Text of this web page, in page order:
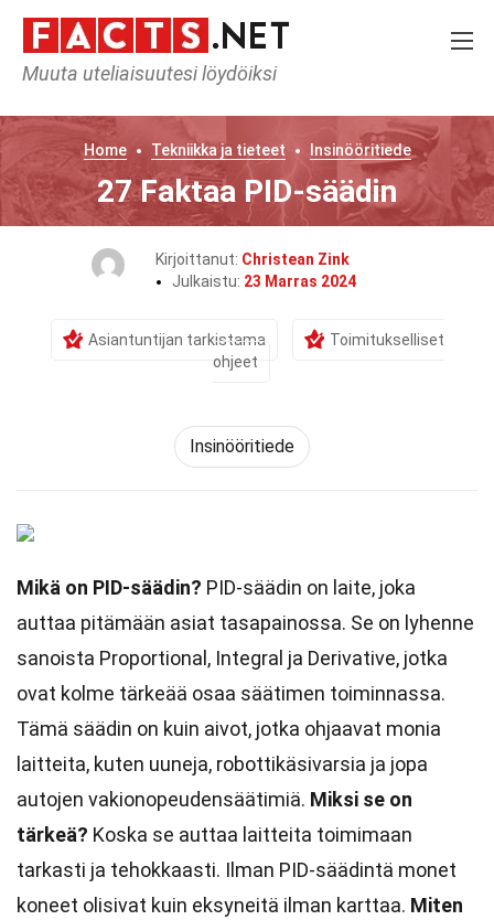
Muuta uteliaisuutesi löydöiksi
Home Tekniikka ja tieteet Insinööritiede
27 Faktaa PID-säädin
Kirjoittanut: Christean Zink
Julkaistu: 23 Marras 2024
Asiantuntijan tarkistama
Toimitukselliset
ohjeet
Insinööritiede
Mikä on PID-säädin? PID-säädin on laite, joka
auttaa pitämään asiat tasapainossa. Se on lyhenne
sanoista Proportional, Integral ja Derivative, jotka
ovat kolme tärkeää osaa säätimen toiminnassa.
Tämä säädin on kuin aivot, jotka ohjaavat monia
laitteita, kuten uuneja, robottikäsivarsia ja jopa
autojen vakionopeudensäätimiä. Miksi se on
tärkeä? Koska se auttaa laitteita toimimaan
tarkasti ja tehokkaasti. Ilman PID-säädintä monet
koneet olisivat kuin eksyneitä ilman karttaa. Miten